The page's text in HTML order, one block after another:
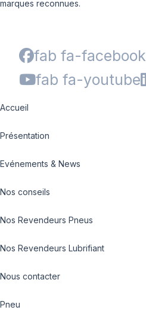
marques reconnues.
fab fa-facebook
fab fa-youtube
Accueil
Présentation
Evénements & News
Nos conseils
Nos Revendeurs Pneus
Nos Revendeurs Lubrifiant
Nous contacter
Pneu